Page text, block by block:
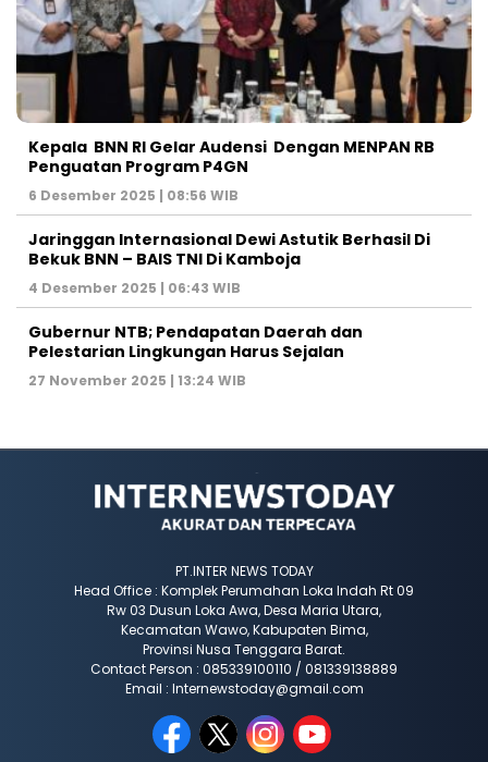
Kepala BNN RI Gelar Audensi Dengan MENPAN RB
Penguatan Program P4GN
6 Desember 2025 | 08:56 WIB
Jaringgan Internasional Dewi Astutik Berhasil Di
Bekuk BNN – BAIS TNI Di Kamboja
4 Desember 2025 | 06:43 WIB
Gubernur NTB; Pendapatan Daerah dan
Pelestarian Lingkungan Harus Sejalan
27 November 2025 | 13:24 WIB
PT.INTER NEWS TODAY
Head Office : Komplek Perumahan Loka Indah Rt 09
Rw 03 Dusun Loka Awa, Desa Maria Utara,
Kecamatan Wawo, Kabupaten Bima,
Provinsi Nusa Tenggara Barat.
Contact Person : 085339100110 / 081339138889
Email : Internewstoday@gmail.com